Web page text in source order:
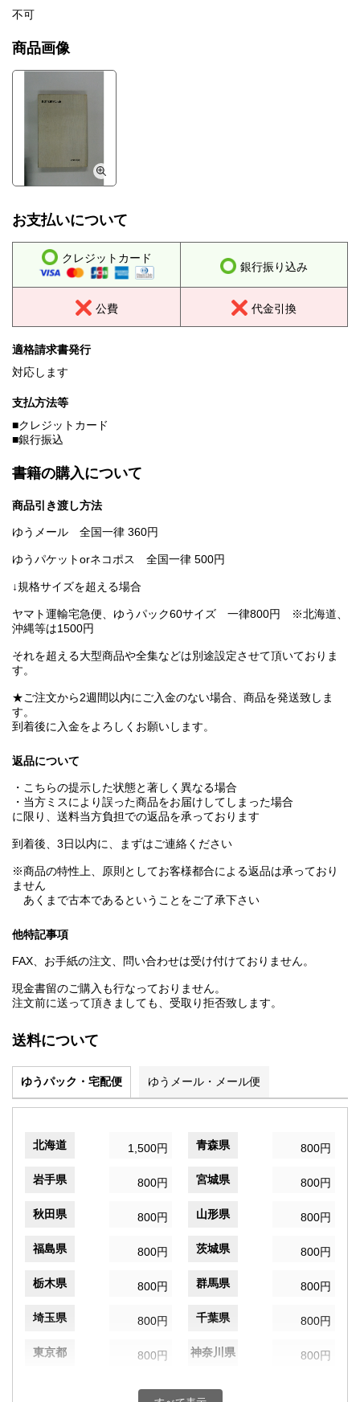
不可
商品画像
お支払いについて
クレジットカード
銀行振り込み
公費 代金引換
適格請求書発行
対応します
支払方法等
■クレジットカード
■銀行振込
書籍の購入について
商品引き渡し方法
ゆうメール 全国一律 360円
ゆうパケットorネコポス 全国一律 500円
↓規格サイズを超える場合
ヤマト運輸宅急便、ゆうパック60サイズ 一律800円 ※北海道、
沖縄等は1500円
それを超える大型商品や全集などは別途設定させて頂いておりま
す。
★ご注文から2週間以内にご入金のない場合、商品を発送致しま
す。
到着後に入金をよろしくお願いします。
返品について
・こちらの提示した状態と著しく異なる場合
・当方ミスにより誤った商品をお届けしてしまった場合
に限り、送料当方負担での返品を承っております
到着後、3日以内に、まずはご連絡ください
※商品の特性上、原則としてお客様都合による返品は承っており
ません
あくまで古本であるということをご了承下さい
他特記事項
FAX、お手紙の注文、問い合わせは受け付けておりません。
現金書留のご購入も行なっておりません。
注文前に送って頂きましても、受取り拒否致します。
送料について
ゆうパック・宅配便 ゆうメール・メール便
北海道 1,500円 青森県 800円
岩手県 800円 宮城県 800円
秋田県 800円 山形県 800円
福島県 800円 茨城県 800円
栃木県 800円 群馬県 800円
埼玉県 800円 千葉県 800円
東京都 800円 神奈川県 800円
800円 富山県